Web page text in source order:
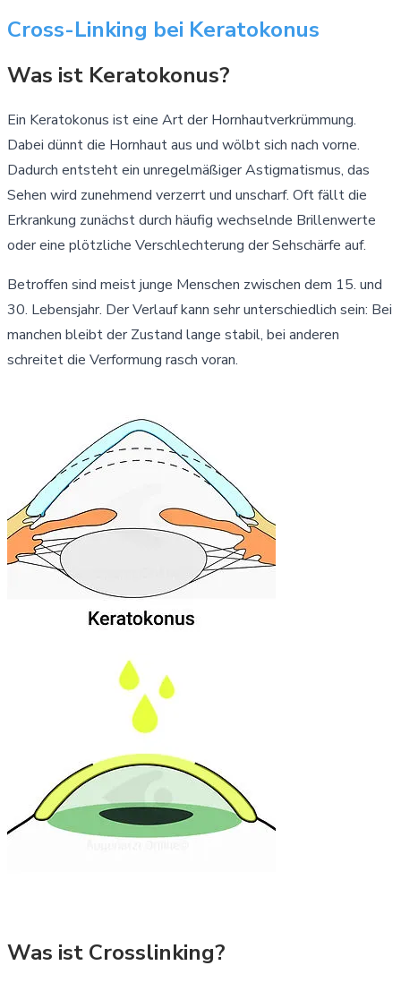
Cross-Linking bei Keratokonus
Was ist Keratokonus?
Ein Keratokonus ist eine Art der Hornhautverkrümmung.
Dabei dünnt die Hornhaut aus und wölbt sich nach vorne.
Dadurch entsteht ein unregelmäßiger Astigmatismus, das
Sehen wird zunehmend verzerrt und unscharf. Oft fällt die
Erkrankung zunächst durch häufig wechselnde Brillenwerte
oder eine plötzliche Verschlechterung der Sehschärfe auf.
Betroffen sind meist junge Menschen zwischen dem 15. und
30. Lebensjahr. Der Verlauf kann sehr unterschiedlich sein: Bei
manchen bleibt der Zustand lange stabil, bei anderen
schreitet die Verformung rasch voran.
Was ist Crosslinking?